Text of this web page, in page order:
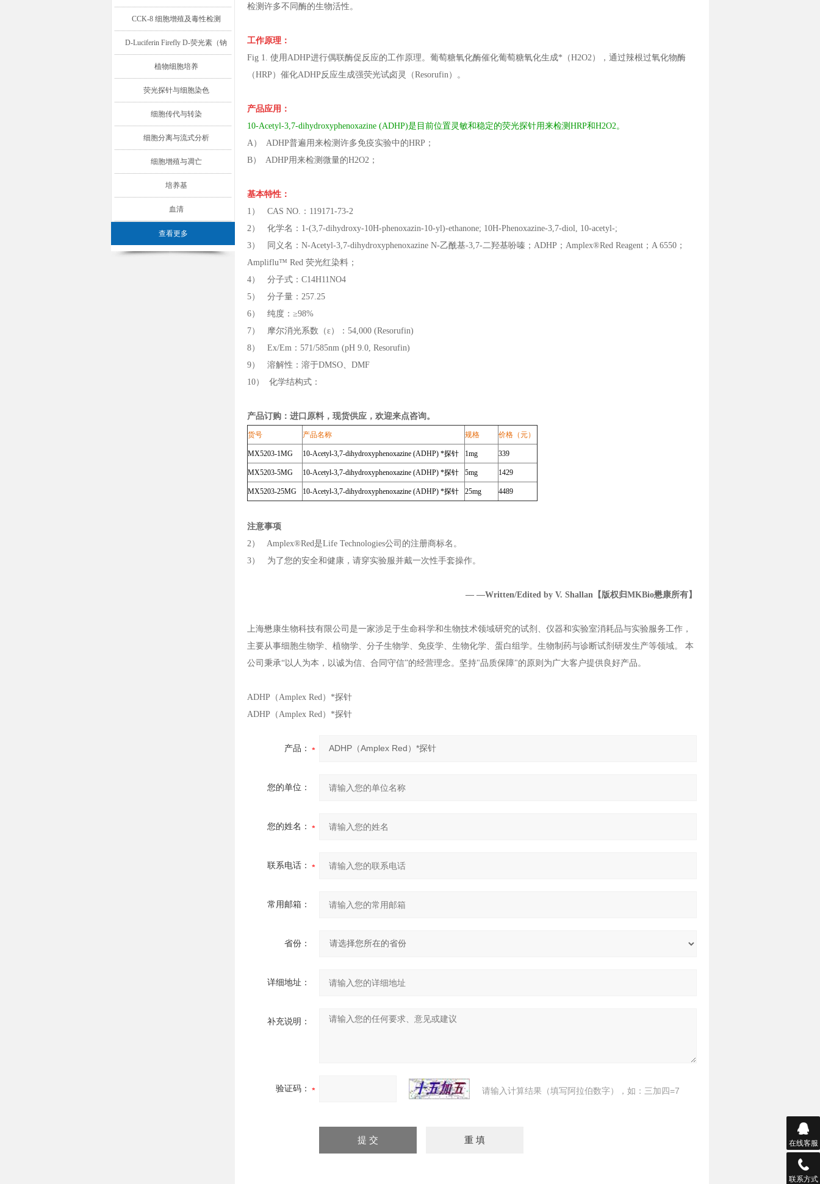
CCK-8 细胞增殖及毒性检测
D-Luciferin Firefly D-荧光素（钠
盐/钾盐/游离酸）
植物细胞培养
荧光探针与细胞染色
细胞传代与转染
细胞分离与流式分析
细胞增殖与凋亡
培养基
血清
查看更多
检测许多不同酶的生物活性。
工作原理：
Fig 1. 使用ADHP进行偶联酶促反应的工作原理。葡萄糖氧化酶催化葡萄糖氧化生成*（H2O2），通过辣根过氧化物酶
（HRP）催化ADHP反应生成强荧光试卤灵（Resorufin）。
产品应用：
10-Acetyl-3,7-dihydroxyphenoxazine (ADHP)是目前位置灵敏和稳定的荧光探针用来检测HRP和H2O2。
A） ADHP普遍用来检测许多免疫实验中的HRP；
B） ADHP用来检测微量的H2O2；
基本特性：
1） CAS NO.：119171-73-2
2） 化学名：1-(3,7-dihydroxy-10H-phenoxazin-10-yl)-ethanone; 10H-Phenoxazine-3,7-diol, 10-acetyl-;
3） 同义名：N-Acetyl-3,7-dihydroxyphenoxazine N-乙酰基-3,7-二羟基吩嗪；ADHP；Amplex®Red Reagent；A 6550；
Ampliflu™ Red 荧光红染料；
4） 分子式：C14H11NO4
5） 分子量：257.25
6） 纯度：≥98%
7） 摩尔消光系数（ε）：54,000 (Resorufin)
8） Ex/Em：571/585nm (pH 9.0, Resorufin)
9） 溶解性：溶于DMSO、DMF
10） 化学结构式：
产品订购：进口原料，现货供应，欢迎来点咨询。
货号 产品名称 规格 价格（元）
MX5203-1MG 10-Acetyl-3,7-dihydroxyphenoxazine (ADHP) *探针 1mg 339
MX5203-5MG 10-Acetyl-3,7-dihydroxyphenoxazine (ADHP) *探针 5mg 1429
MX5203-25MG 10-Acetyl-3,7-dihydroxyphenoxazine (ADHP) *探针 25mg 4489
注意事项
2） Amplex®Red是Life Technologies公司的注册商标名。
3） 为了您的安全和健康，请穿实验服并戴一次性手套操作。
— —Written/Edited by V. Shallan【版权归MKBio懋康所有】
上海懋康生物科技有限公司是一家涉足于生命科学和生物技术领域研究的试剂、仪器和实验室消耗品与实验服务工作，
主要从事细胞生物学、植物学、分子生物学、免疫学、生物化学、蛋白组学。生物制药与诊断试剂研发生产等领域。 本
公司秉承“以人为本，以诚为信、合同守信”的经营理念。坚持"品质保障"的原则为广大客户提供良好产品。
ADHP（Amplex Red）*探针
ADHP（Amplex Red）*探针
产品：
您的单位：
您的姓名：
联系电话：
常用邮箱：
省份：
详细地址：
补充说明：
验证码： 请输入计算结果（填写阿拉伯数字），如：三加四=7
在线客服
联系方式